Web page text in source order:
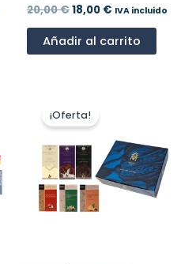
20,00€18,00 € IVA incluido
Añadir al carrito
precio
original
20,00 €.18,00 €.
¡Oferta!